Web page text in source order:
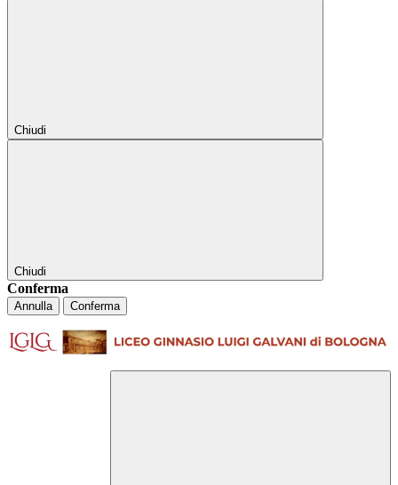
Chiudi
Chiudi
Conferma
Annulla Conferma